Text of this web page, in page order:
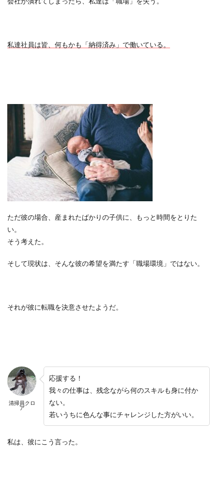
私達社員は皆、何もかも「納得済み」で働いている。
ただ彼の場合、産まれたばかりの子供に、もっと時間をとりた
い。
そう考えた。
そして現状は、そんな彼の希望を満たす「職場環境」ではない。
それが彼に転職を決意させたようだ。
清掃員クロ
ア
応援する！
我々の仕事は、残念ながら何のスキルも身に付か
ない。
若いうちに色んな事にチャレンジした方がいい。
私は、彼にこう言った。